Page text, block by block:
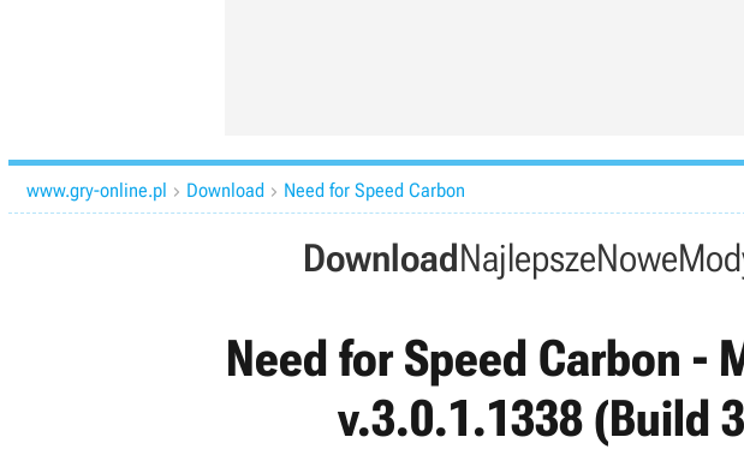
www.gry-online.pl  Download  Need for Speed Carbon
DownloadNajlepszeNowe
Need for Speed Carbon -
v.3.0.1.1338 (Build